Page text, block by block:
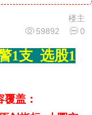
楼主
59892
0
1支 选股1
覆盖：